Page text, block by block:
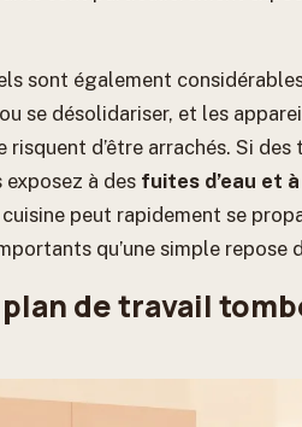
sont également
se désolidariser, et les
risquent d’être arrachés. Si
exposez à des fuites d’eau et
peut rapidement se
qu’une simple repose
de travail